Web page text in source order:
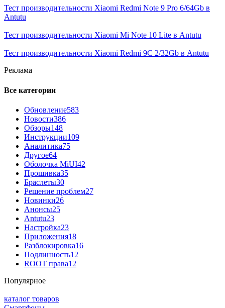
Тест производительности Xiaomi Redmi Note 9 Pro 6/64Gb в
Antutu
Тест производительности Xiaomi Mi Note 10 Lite в Antutu
Тест производительности Xiaomi Redmi 9C 2/32Gb в Antutu
Реклама
Все категории
Обновление583
Новости386
Обзоры148
Инструкции109
Аналитика75
Другое64
Оболочка MiUI42
Прошивка35
Браслеты30
Решение проблем27
Новинки26
Анонсы25
Antutu23
Настройка23
Приложения18
Разблокировка16
Подлинность12
ROOT права12
Популярное
каталог товаров